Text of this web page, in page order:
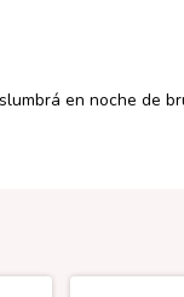
en noche de